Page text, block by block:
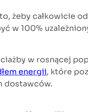
żeby całkowicie
w 100%
w rosnącej
energii, które
dostawców.